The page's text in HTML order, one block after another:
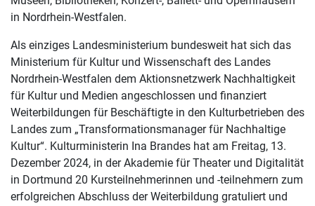
in Nordrhein-Westfalen.
Als einziges Landesministerium bundesweit hat sich das
Ministerium für Kultur und Wissenschaft des Landes
Nordrhein-Westfalen dem Aktionsnetzwerk Nachhaltigkeit
für Kultur und Medien angeschlossen und finanziert
Weiterbildungen für Beschäftigte in den Kulturbetrieben des
Landes zum „Transformationsmanager für Nachhaltige
Kultur“. Kulturministerin Ina Brandes hat am Freitag, 13.
Dezember 2024, in der Akademie für Theater und Digitalität
in Dortmund 20 Kursteilnehmerinnen und -teilnehmern zum
erfolgreichen Abschluss der Weiterbildung gratuliert und